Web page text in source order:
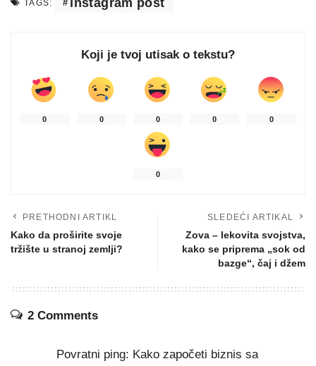
TAGS:
Koji je tvoj utisak o tekstu?
0 0 0 0 0
0
PRETHODNI ARTIKL
Kako da proširite svoje
tržište u stranoj zemlji?
SLEDEĆI ARTIKAL
Zova – lekovita svojstva,
kako se priprema „sok od
bazge“, čaj i džem
2 Comments
Povratni ping: Kako započeti biznis sa